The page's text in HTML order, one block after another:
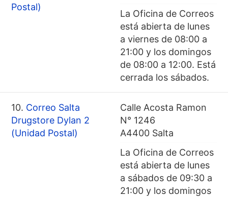
Postal)
La Oficina de Correos
está abierta de lunes
a viernes de 08:00 a
21:00 y los domingos
de 08:00 a 12:00. Está
cerrada los sábados.
10. Correo Salta
Drugstore Dylan 2
(Unidad Postal)
Calle Acosta Ramon
N° 1246
A4400 Salta
La Oficina de Correos
está abierta de lunes
a sábados de 09:30 a
21:00 y los domingos